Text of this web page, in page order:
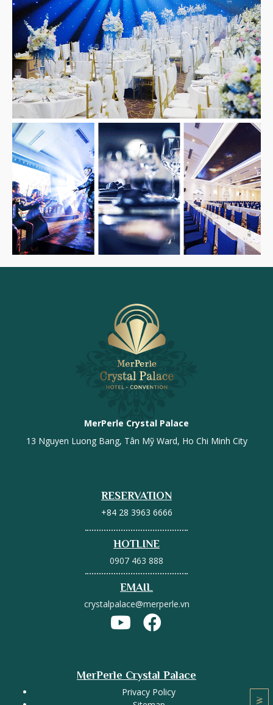
MerPerle Crystal Palace
13 Nguyen Luong Bang, Tân Mỹ Ward, Ho Chi Minh City
RESERVATION
+84 28 3963 6666
HOTLINE
0907 463 888
EMAIL
crystalpalace@merperle.vn
MerPerle Crystal Palace
Privacy Policy